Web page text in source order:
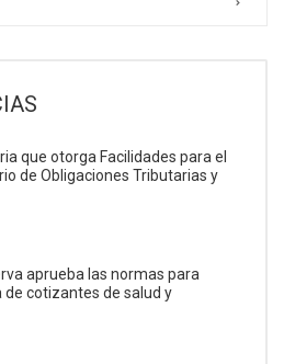
que otorga Facilidades para el
de Obligaciones Tributarias y
aprueba las normas para
de cotizantes de salud y